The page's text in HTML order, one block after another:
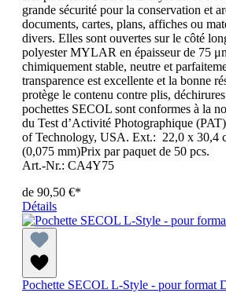
grande sécurité pour la conservation et
documents, cartes, plans, affiches ou
divers. Elles sont ouvertes sur le côté
polyester MYLAR en épaisseur de 75
chimiquement stable, neutre et
transparence est excellente et la bonne
protège le contenu contre plis,
pochettes SECOL sont conformes à la
du Test d’Activité Photographique
of Technology, USA. Ext.: 22,0 x 30,4
(0,075 mm)Prix par paquet de 50 pcs.
Art.-Nr.: CA4Y75
de 90,50 €*
Détails
Pochette SECOL L-Style - pour format